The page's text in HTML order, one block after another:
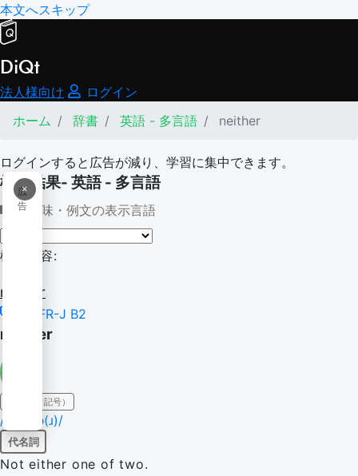
本文へスキップ
DiQt
法人様向け
ログイン
ホーム
辞書 英語 - 多言語 neither
ログインすると広告が減り、学習に集中できます。
×
広
告
検索結果- 英語 - 多言語
意味・例文の表示言語
検索内容:
neither
CEFR-J B2
neither
IPA（発音記号）
/ˈnaɪ.ðə(ɹ)/
代名詞
Not either one of two.